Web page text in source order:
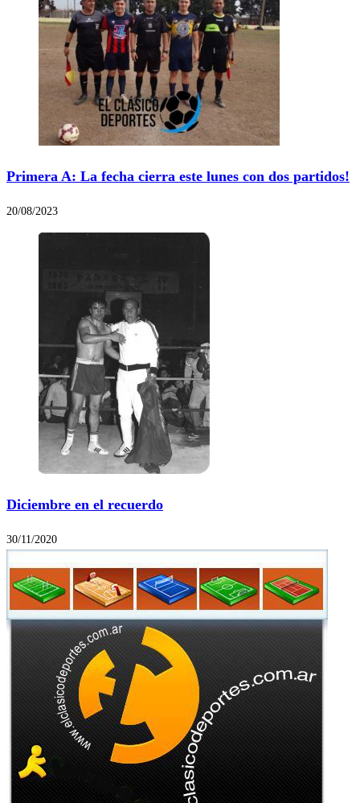
Primera A: La fecha cierra este lunes con dos partidos!
20/08/2023
Diciembre en el recuerdo
30/11/2020